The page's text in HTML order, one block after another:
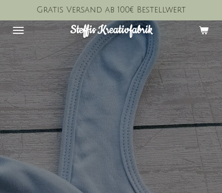
Hauptinhalt
springen
Steffis Kreativfabrik
Gratis Versand ab 100€ Bestellwert